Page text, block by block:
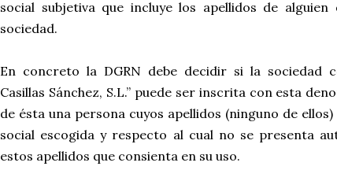
social subjetiva que incluye los apellidos de
sociedad.
En concreto la DGRN debe decidir si la sociedad
Casillas Sánchez, S.L.” puede ser inscrita con esta
de ésta una persona cuyos apellidos (ninguno de
social escogida y respecto al cual no se presenta
estos apellidos que consienta en su uso.